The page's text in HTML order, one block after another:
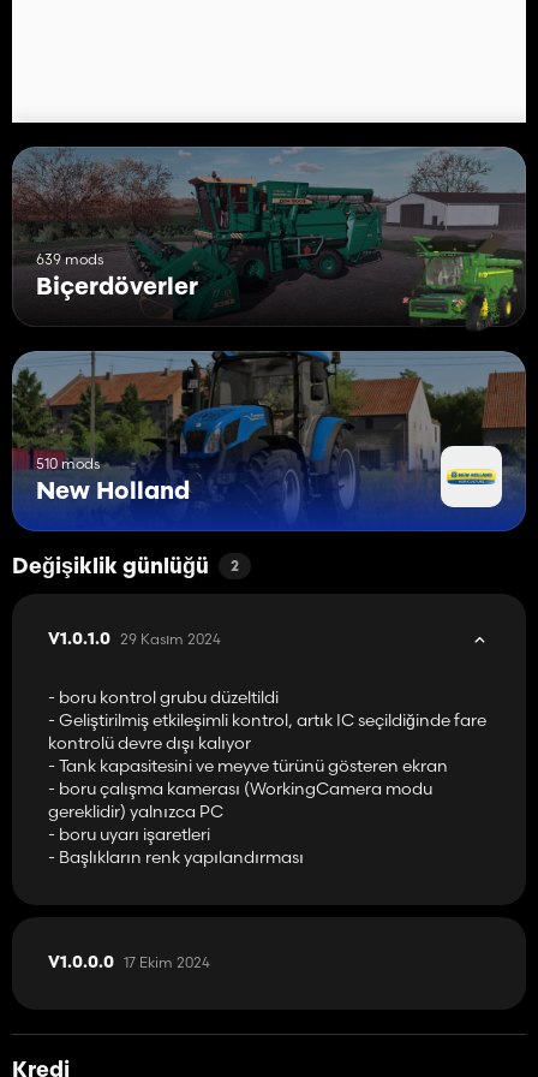
639 mods
Biçerdöverler
510 mods
New Holland
Değişiklik günlüğü 2
V1.0.1.0 29 Kasım 2024
- boru kontrol grubu düzeltildi
- Geliştirilmiş etkileşimli kontrol, artık IC seçildiğinde fare
kontrolü devre dışı kalıyor
- Tank kapasitesini ve meyve türünü gösteren ekran
- boru çalışma kamerası (WorkingCamera modu
gereklidir) yalnızca PC
- boru uyarı işaretleri
- Başlıkların renk yapılandırması
V1.0.0.0 17 Ekim 2024
Kredi